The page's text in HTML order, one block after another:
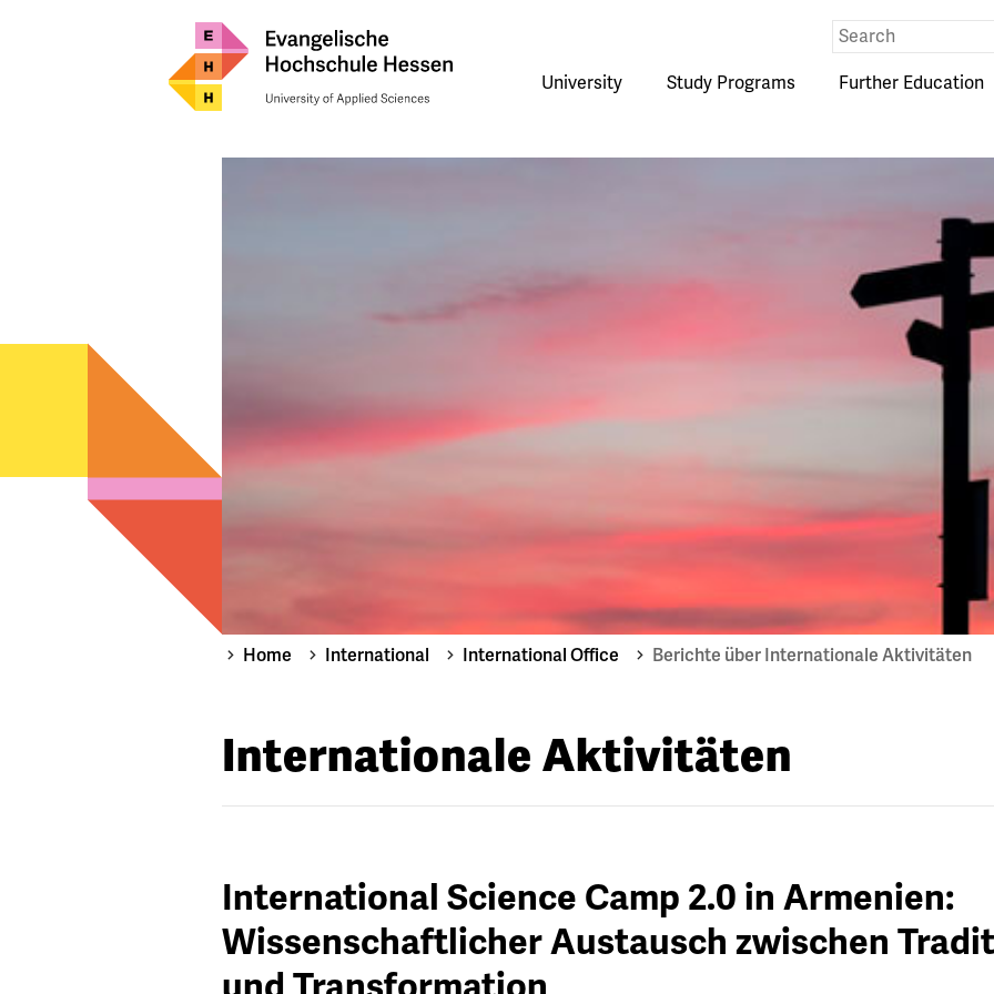
Eingabe
Suche
University
Study Programs Further Education
Home International International Office Berichte über Internationale Aktivitäten
Internationale Aktivitäten
International Science Camp 2.0 in Armenien:
Wissenschaftlicher Austausch zwischen